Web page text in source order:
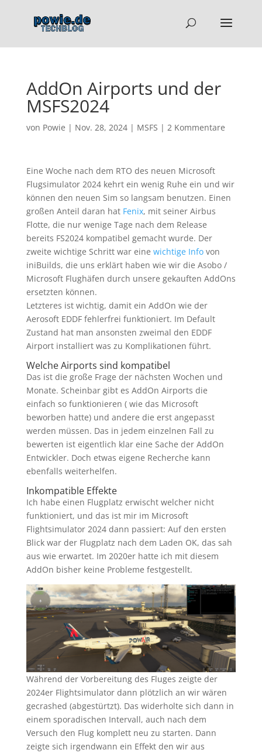
AddOn Airports und der
MSFS2024
von Powie | Nov. 28, 2024| MSFS | 2 Kommentare
Eine Woche nach dem RTO des neuen Microsoft
Flugsimulator 2024 kehrt ein wenig Ruhe ein und wir
können den neuen Sim so langsam benutzen. Einen
großen Anteil daran hat Fenix, mit seiner Airbus
Flotte, die nur wenige Tage nach dem Release
bereits FS2024 kompatibel gemacht wurde. Der
zweite wichtige Schritt war eine wichtige Infovon
iniBuilds, die uns erklärt haben wie wir die Asobo /
Microsoft Flughäfen durch unsere gekauften AddOns
ersetzten können.
Letzteres ist wichtig, damit ein AddOn wie der
Aerosoft EDDF fehlerfrei funktioniert. Im Default
Zustand hat man ansonsten zweimal den EDDF
Airport installiert was zu Komplikationen führt.
Welche Airports sind kompatibel
Das ist die große Frage der nächsten Wochen und
Monate. Scheinbar gibt es AddOn Airports die
einfach so funktionieren ( wie das Microsoft
beworben hatte) und andere die erst angepasst
werden müssen. Das in jedem einzelnen Fall zu
bewerten ist eigentlich klar eine Sache der AddOn
Entwickler. Doch etwas eigene Recherche kann
ebenfalls weiterhelfen.
Inkompatible Effekte
Ich habe einen Flugplatz erwischt welcher nicht
funktioniert, und das ist mir im Microsoft
Flightsimulator 2024 dann passiert: Auf den ersten
Blick war der Flugplatz nach dem Laden OK, das sah
aus wie erwartet. Im 2020er hatte ich mit diesem
AddOn bisher keine Probleme festgestellt.
Während der Vorbereitung des Fluges zeigte der
2024er Flightsimulator dann plötzlich an wir wären
gecrashed (abgestürtzt). Das widerholte sich dann in
einem sporadischen Intervall, auch nach dem
Versuch den Flug komplett neu zu starten. Dann
zeigte sich irgendwann ein Effekt den wir aus